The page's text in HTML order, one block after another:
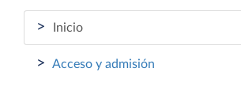
> Inicio
> Acceso y admisión